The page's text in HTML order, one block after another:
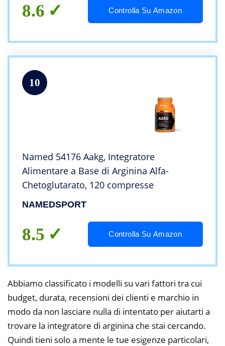
8.6 Controlla Su Amazon
10
Named 54176 Aakg, Integratore
Alimentare a Base di Arginina Alfa-
Chetoglutarato, 120 compresse
NAMEDSPORT
8.5 Controlla Su Amazon
Abbiamo classificato i modelli su vari fattori tra cui
budget, durata, recensioni dei clienti e marchio in
modo da non lasciare nulla di intentato per aiutarti a
trovare la integratore di arginina che stai cercando.
Quindi tieni solo a mente le tue esigenze particolari,